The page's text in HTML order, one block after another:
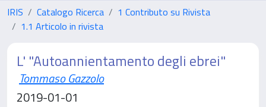
IRIS Catalogo Ricerca
1 Contributo su Rivista
1.1 Articolo in rivista
L' "Autoannientamento degli ebrei"
Tommaso Gazzolo
2019-01-01